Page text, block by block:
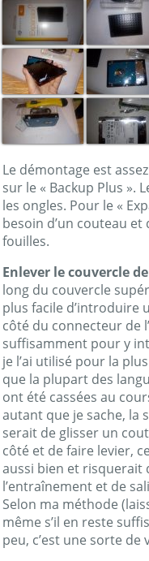
Le démontage est
sur le « Backup Plus ».
les ongles. Pour le «
besoin d’un couteau et
fouilles.
Enlever le couvercle
long du couvercle
plus facile d’introduire
côté du connecteur de
suffisamment pour y
je l’ai utilisé pour la
que la plupart des
ont été cassées au
autant que je sache, la
serait de glisser un
côté et de faire levier,
aussi bien et risquerait
l’entraînement et de
Selon ma méthode
même s’il en reste
peu, c’est une sorte de